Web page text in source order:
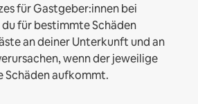
für Gastgeber:innen bei
für bestimmte Schäden
an deiner Unterkunft und an
wenn der jeweilige
Schäden aufkommt.